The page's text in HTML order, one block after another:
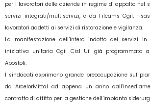
per i lavoratori delle aziende in regime di appalto nel
servizi integrati/multiservizi, e da Filcams Cgil,
lavoratori addetti ai servizi di ristorazione e vigilanza.
La manifestazione dell’intero indotto dei servizi
iniziativa unitaria Cgil Cisl Uil già programmata
Apostoli.
I sindacati esprimono grande preoccupazione sul
da ArcelorMittal ad appena un anno
contratto di affitto per la gestione dell’impianto